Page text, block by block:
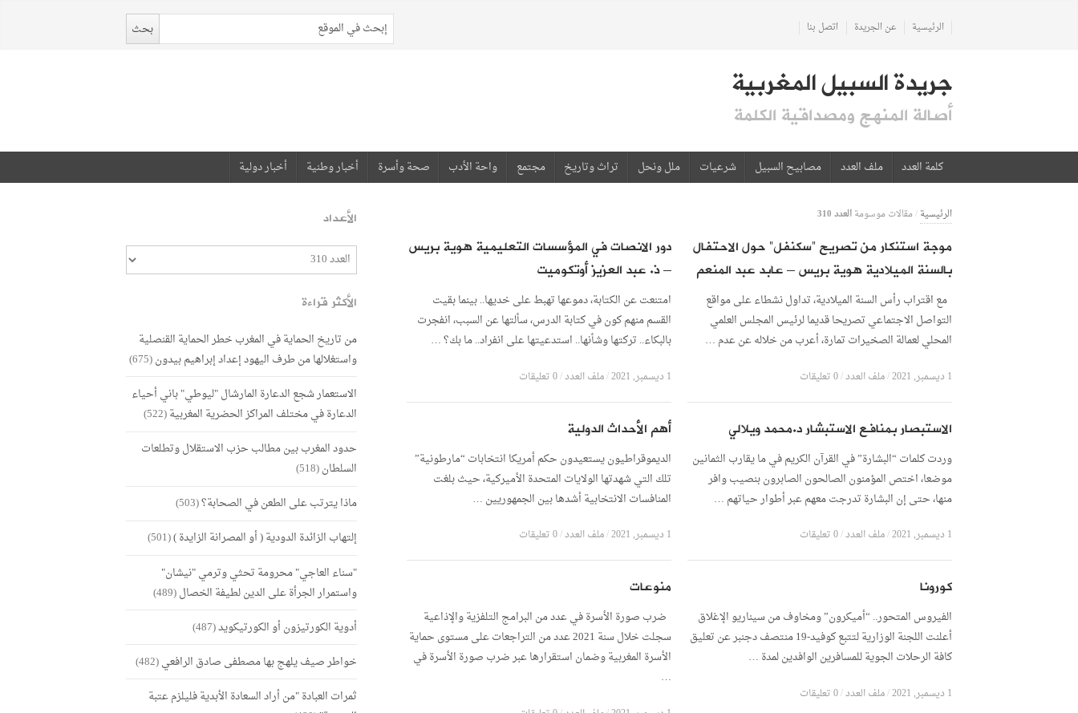
الرئيسية عن الجريدة اتصل بنا
جريدة السبيل المغربية
أصالة المنهج ومصداقية الكلمة
كلمة العدد ملف العدد مصابيح السبيل شرعيات ملل ونحل تراث وتاريخ مجتمع واحة الأدب صحة وأسرة أخبار وطنية أخبار دولية
الرئيسية/مقالات موسومةالعدد 310
موجة استنكار من تصريح “سكنفل” حول الاحتفال
بالسنة الميلادية هوية بريس – عابد عبد المنعم
مع اقتراب رأس السنة الميلادية، تداول نشطاء على مواقع
التواصل الاجتماعي تصريحا قديما لرئيس المجلس العلمي
المحلي لعمالة الصخيرات تمارة، أعرب من خلاله عن عدم …
1 ديسمبر, 2021 /ملف العدد/0 تعليقات
دور الانصات في المؤسسات التعليمية هوية بريس
– ذ. عبد العزيز أوتكوميت
امتنعت عن الكتابة، دموعها تهبط على خديها.. بينما بقيت
القسم منهم كون في كتابة الدرس، سألتها عن السبب، انفجرت
بالبكاء.. تركتها وشأنها.. استدعيتها على انفراد.. ما بك؟ …
1 ديسمبر, 2021 /ملف العدد/0 تعليقات
الاستبصار بمنافع الاستبشار د.محمد ويلالي
وردت كلمات “البشارة” في القرآن الكريم في ما يقارب الثمانين
موضعا، اختص المؤمنون الصالحون الصابرون بنصيب وافر
منها، حتى إن البشارة تدرجت معهم عبر أطوار حياتهم …
1 ديسمبر, 2021 /ملف العدد/0 تعليقات
أهم الأحداث الدولية
الديموقراطيون يستعيدون حكم أمريكا انتخابات “مارطونية”
تلك التي شهدتها الولايات المتحدة الأميركية، حيث بلغت
المنافسات الانتخابية أشدها بين الجمهوريين …
1 ديسمبر, 2021 /ملف العدد/0 تعليقات
كورونا
الفيروس المتحور.. “أميكرون” ومخاوف من سيناريو الإغلاق
أعلنت اللجنة الوزارية لتتبع كوفيد-19 منتصف دجنبر عن تعليق
كافة الرحلات الجوية للمسافرين الوافدين لمدة …
1 ديسمبر, 2021 /ملف العدد/0 تعليقات
منوعات
ضرب صورة الأسرة في عدد من البرامج التلفزية والإذاعية
سجلت خلال سنة 2021 عدد من التراجعات على مستوى حماية
الأسرة المغربية وضمان استقرارها عبر ضرب صورة الأسرة في
…
الأعداد
الأكثر قراءة
من تاريخ الحماية في المغرب خطر الحماية القنصلية
واستغلالها من طرف اليهود إعداد إبراهيم بيدون(675)
الاستعمار شجع الدعارة المارشال "ليوطي" باني أحياء
الدعارة في مختلف المراكز الحضرية المغربية(522)
حدود المغرب بين مطالب حزب الاستقلال وتطلعات
السلطان(518)
ماذا يترتب على الطعن في الصحابة؟(503)
إلتهاب الزائدة الدودية ( أو المصرانة الزايدة )(501)
"سناء العاجي" محرومة تحثي وترمي "نيشان"
واستمرار الجرأة على الدين لطيفة الخصال(489)
أدوية الكورتيزون أو الكورتيكويد(487)
خواطر صيف يلهج بها مصطفى صادق الرافعي(482)
ثمرات العبادة "من أراد السعادة الأبدية فليلزم عتبة